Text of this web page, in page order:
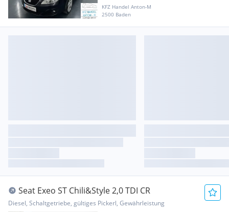
KFZ Handel Anton-M
2500 Baden
Seat Exeo ST Chili&Style 2,0 TDI CR
Diesel, Schaltgetriebe, gültiges Pickerl, Gewährleistung